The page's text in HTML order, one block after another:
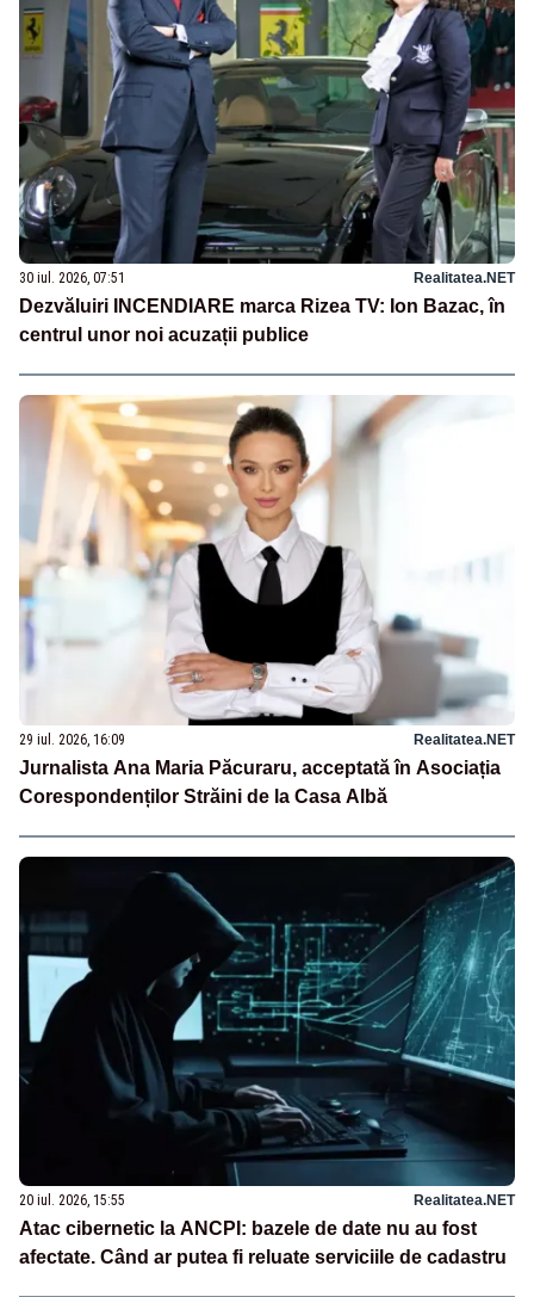
30 iul. 2026, 07:51 Realitatea.NET
Dezvăluiri INCENDIARE marca Rizea TV: Ion Bazac, în
centrul unor noi acuzații publice
29 iul. 2026, 16:09 Realitatea.NET
Jurnalista Ana Maria Păcuraru, acceptată în Asociația
Corespondenților Străini de la Casa Albă
20 iul. 2026, 15:55 Realitatea.NET
Atac cibernetic la ANCPI: bazele de date nu au fost
afectate. Când ar putea fi reluate serviciile de cadastru